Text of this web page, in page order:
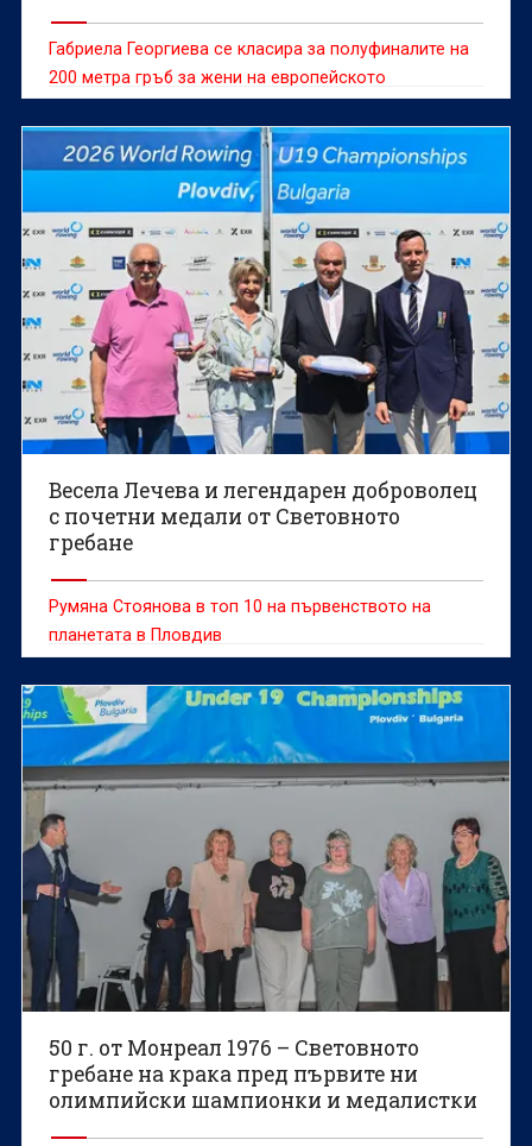
Габриела Георгиева се класира за полуфиналите на
200 метра гръб за жени на европейското
първенство по плуване в Париж.
Весела Лечева и легендарен доброволец
с почетни медали от Световното
гребане
Румяна Стоянова в топ 10 на първенството на
планетата в Пловдив
50 г. от Монреал 1976 – Световното
гребане на крака пред първите ни
олимпийски шампионки и медалистки